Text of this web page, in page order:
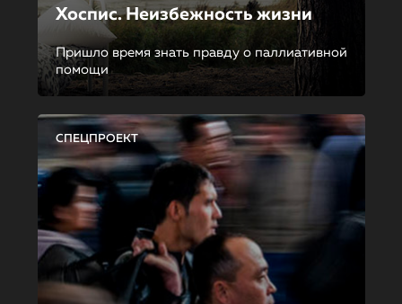
Хоспис. Неизбежность жизни
Пришло время знать правду о паллиативной
помощи
СПЕЦПРОЕКТ